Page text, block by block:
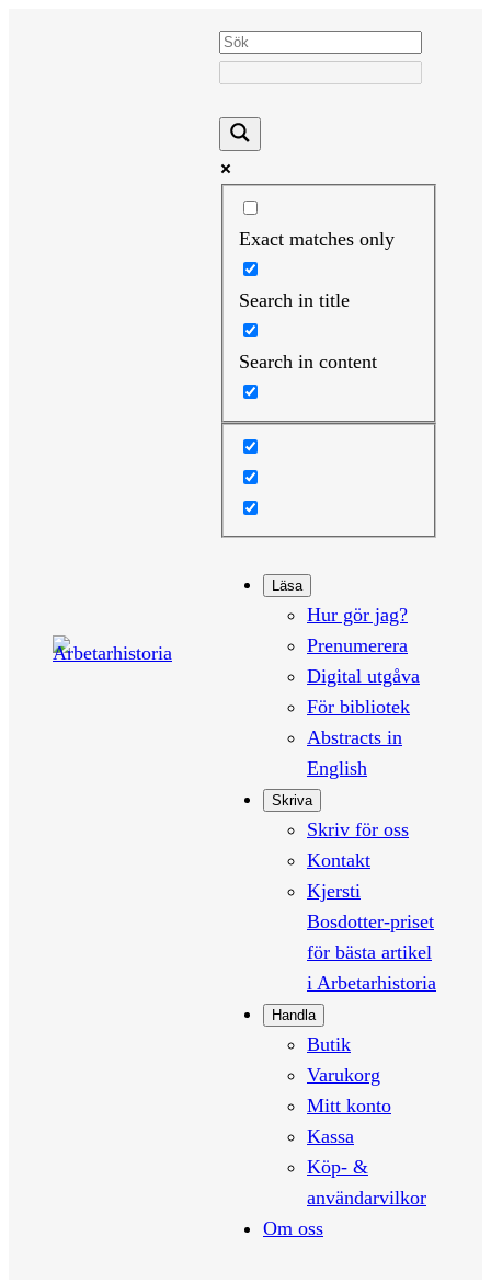
Exact matches only
Search in title
Search in content
Läsa
Hur gör jag?
Prenumerera
Digital utgåva
För bibliotek
Abstracts in
English
Skriva
Skriv för oss
Kontakt
Kjersti
Bosdotter-priset
för bästa artikel
i Arbetarhistoria
Handla
Butik
Varukorg
Mitt konto
Kassa
Köp- &
användarvilkor
Om oss